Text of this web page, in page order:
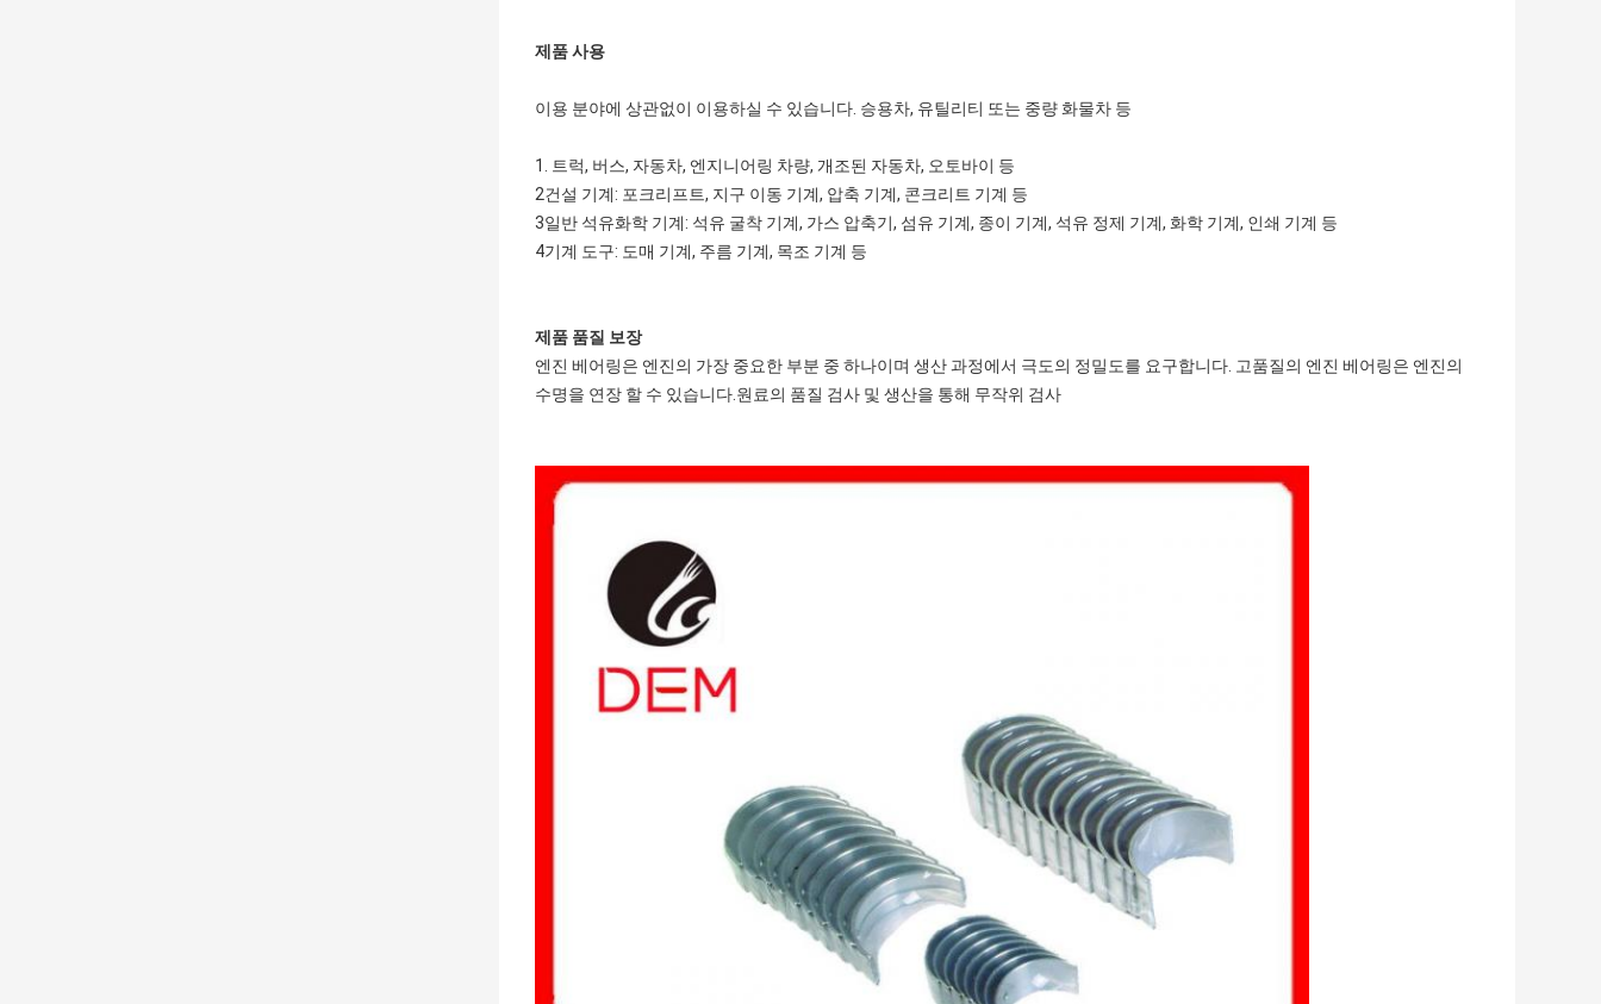
제품 사용
이용 분야에 상관없이 이용하실 수 있습니다. 승용차, 유틸리티 또는 중량 화물차 등
1. 트럭, 버스, 자동차, 엔지니어링 차량, 개조된 자동차, 오토바이 등
2건설 기계: 포크리프트, 지구 이동 기계, 압축 기계, 콘크리트 기계 등
3일반 석유화학 기계: 석유 굴착 기계, 가스 압축기, 섬유 기계, 종이 기계, 석유 정제 기계, 화학 기계, 인쇄 기계 등
4기계 도구: 도매 기계, 주름 기계, 목조 기계 등
제품 품질 보장
엔진 베어링은 엔진의 가장 중요한 부분 중 하나이며 생산 과정에서 극도의 정밀도를 요구합니다. 고품질의 엔진 베어링은 엔진의
수명을 연장 할 수 있습니다.원료의 품질 검사 및 생산을 통해 무작위 검사